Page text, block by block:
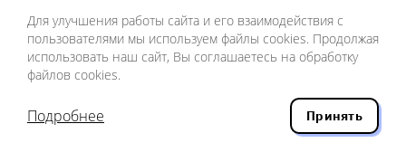
коммуникаций средства массовой информации
(Роскомнадзор)ПИ № Фс 77-75754 от 13 июня 2019 г.
Разработка сайта — ООО «Инфодизайн»
Для улучшения работы сайта и его взаимодействия с
пользователями мы используем файлы cookies. Продолжая
использовать наш сайт, Вы соглашаетесь на обработку
файлов cookies.
Подробнее Принять